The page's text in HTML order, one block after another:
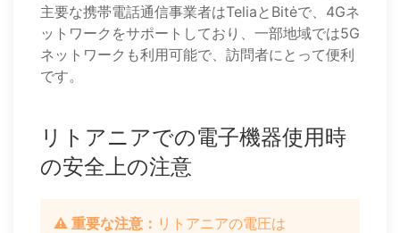
主要な携帯電話通信事業者はTeliaとBitėで、4Gネ
ットワークをサポートしており、一部地域では5G
ネットワークも利用可能で、訪問者にとって便利
です。
リトアニアでの電子機器使用時
の安全上の注意
⚠️ 重要な注意： リトアニアの電圧は